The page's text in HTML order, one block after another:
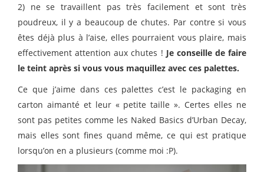
2) ne se travaillent pas très facilement et sont très
poudreux, il y a beaucoup de chutes. Par contre si vous
êtes déjà plus à l’aise, elles pourraient vous plaire, mais
effectivement attention aux chutes ! Je conseille de faire
le teint après si vous vous maquillez avec ces palettes.
Ce que j’aime dans ces palettes c’est le packaging en
carton aimanté et leur « petite taille ». Certes elles ne
sont pas petites comme les Naked Basics d’Urban Decay,
mais elles sont fines quand même, ce qui est pratique
lorsqu’on en a plusieurs (comme moi :P).